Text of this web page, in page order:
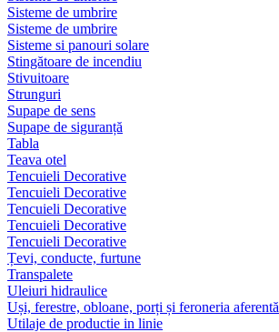
Sisteme de umbrire
Sisteme de umbrire
Sisteme si panouri solare
Stingătoare de incendiu
Stivuitoare
Strunguri
Supape de sens
Supape de siguranță
Tabla
Teava otel
Tencuieli Decorative
Tencuieli Decorative
Tencuieli Decorative
Tencuieli Decorative
Tencuieli Decorative
Țevi, conducte, furtune
Transpalete
Uleiuri hidraulice
Uși, ferestre, obloane, porți și feroneria aferentă
Utilaje de productie in linie